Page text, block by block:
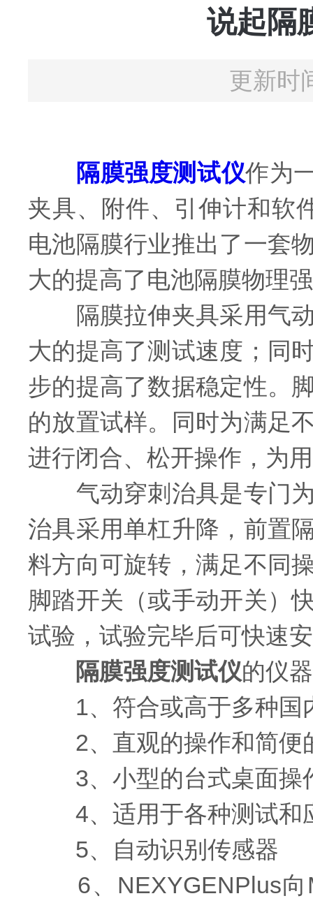
说起隔
更新时
隔膜强度测试仪作为
夹具、附件、引伸计和软
电池隔膜行业推出了一套
大的提高了电池隔膜物理
隔膜拉伸夹具采用气动
大的提高了测试速度；同
步的提高了数据稳定性。
的放置试样。同时为满足
进行闭合、松开操作，为
气动穿刺治具是专门为
治具采用单杠升降，前置
料方向可旋转，满足不同
脚踏开关（或手动开关）
试验，试验完毕后可快速
隔膜强度测试仪的仪
1、符合或高于多种国
2、直观的操作和简便
3、小型的台式桌面操
4、适用于各种测试和
5、自动识别传感器
6、NEXYGENPlus向